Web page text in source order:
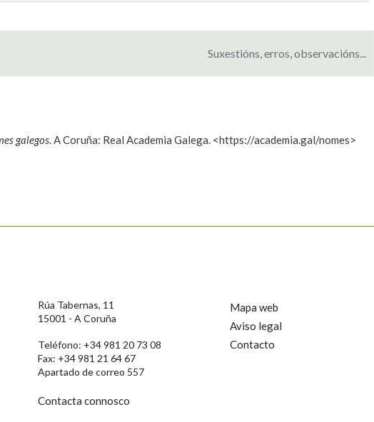
Suxestións, erros, observacións...
galegos. A Coruña: Real Academia Galega. <https://academia.gal/nomes>
Rúa Tabernas, 11
15001 - A Coruña
Teléfono: +34 981 20 73 08
Fax: +34 981 21 64 67
Apartado de correo 557
Contacta connosco
Mapa web
Aviso legal
Contacto